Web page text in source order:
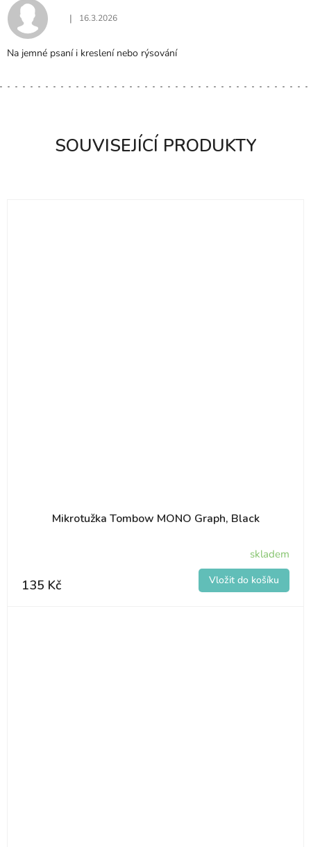
SOUVISEJÍCÍ PRODUKTY
Mikrotužka Tombow MONO Graph, Black
skladem
135 Kč
Hodnocení produktu je 5 z 5 hvězdiček.
| 16.3.2026
Na jemné psaní i kreslení nebo rýsování